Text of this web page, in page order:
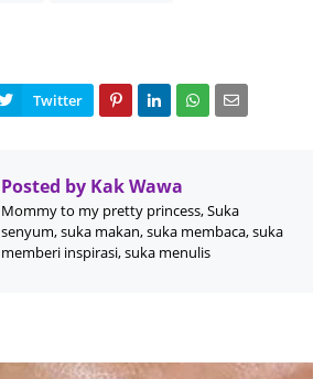
Posted by Kak Wawa
Mommy to my pretty princess, Suka
senyum, suka makan, suka membaca, suka
memberi inspirasi, suka menulis